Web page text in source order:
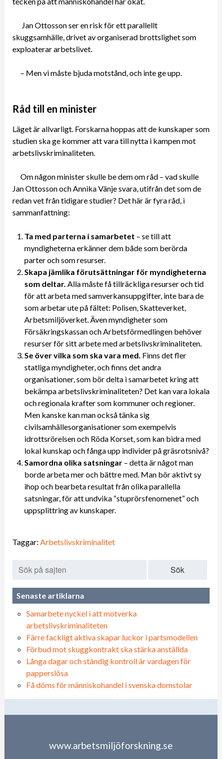
Jan Ottosson ser en risk för ett parallellt
skuggsamhälle, drivet av organiserad brottslighet som
exploaterar arbetslivet.
– Men vi måste bjuda motstånd, och inte ge upp.
Råd till en minister
Läget är allvarligt. Forskarna hoppas att de kunskaper som
studien ska ge kommer att vara till nytta i kampen mot
arbetslivskriminaliteten.
Om någon minister skulle be dem om råd – vad skulle
Jan Ottosson och Annika Vänje svara, utifrån det som de
redan vet från tidigare studier? Det här är fyra råd, i
sammanfattning:
Ta med parterna i samarbetet – se till att
myndigheterna erkänner dem både som berörda
parter och som resurser.
Skapa jämlika förutsättningar för myndigheterna
som deltar. Alla måste få tillräckliga resurser och tid
för att arbeta med samverkansuppgifter, inte bara de
som arbetar ute på fältet: Polisen, Skatteverket,
Arbetsmiljöverket. Även myndigheter som
Försäkringskassan och Arbetsförmedlingen behöver
resurser för sitt arbete med arbetslivskriminaliteten.
Se över vilka som ska vara med. Finns det fler
statliga myndigheter, och finns det andra
organisationer, som bör delta i samarbetet kring att
bekämpa arbetslivskriminaliteten? Det kan vara lokala
och regionala krafter som kommuner och regioner.
Men kanske kan man också tänka sig
civilsamhällesorganisationer som exempelvis
idrottsrörelsen och Röda Korset, som kan bidra med
lokal kunskap och fånga upp individer på gräsrotsnivå?
Samordna olika satsningar – detta är något man
borde arbeta mer och bättre med. Man bör aktivt sy
ihop och bearbeta resultat från olika parallella
satsningar, för att undvika “stuprörsfenomenet” och
uppsplittring av kunskaper.
Taggar: Arbetslivskriminalitet
Sök
Senaste artiklarna
Samarbete nyckel i att motverka
arbetslivskriminaliteten
Färre fackligt aktiva skapar luckor i partsmodellen
Förbud mot skuggkontrakt ska stärka anställda
Långa dagar och ständig kontroll är vardagen för
papperslösa
Få döms för människohandel i svenska domstolar
www.arbetsmiljöforskning.se